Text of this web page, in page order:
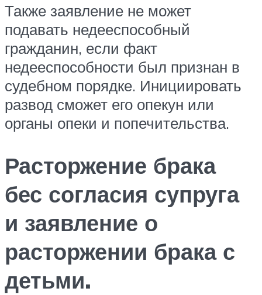
Также заявление не может
подавать недееспособный
гражданин, если факт
недееспособности был признан в
судебном порядке. Инициировать
развод сможет его опекун или
органы опеки и попечительства.
Расторжение брака
бес согласия супруга
и заявление о
расторжении брака с
детьми.